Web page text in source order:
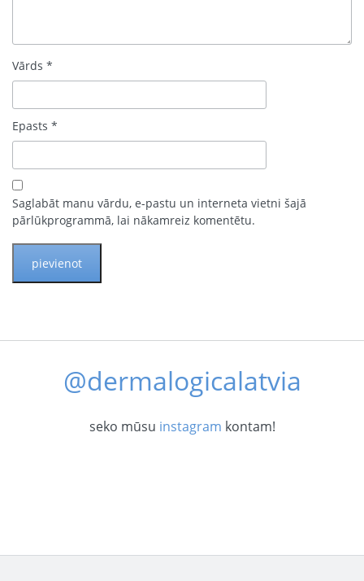
Vārds *
Epasts *
Saglabāt manu vārdu, e-pastu un interneta vietni šajā
pārlūkprogrammā, lai nākamreiz komentētu.
@dermalogicalatvia
seko mūsu instagram kontam!